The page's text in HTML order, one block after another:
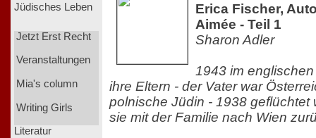
Jüdisches Leben
Jetzt Erst Recht
Veranstaltungen
Mia's column
Writing Girls
Literatur
Erica Fischer,
Aimée - Teil 1
Sharon Adler
1943 im
ihre Eltern - der Vater war
polnische Jüdin - 1938 geflüchtet
sie mit der Familie nach Wien